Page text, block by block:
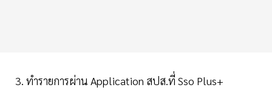
3. ทำรายการผ่าน Application สปส.ที่ Sso Plus+